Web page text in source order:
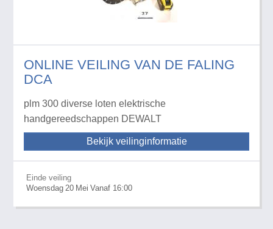
ONLINE VEILING VAN DE FALING
DCA
plm 300 diverse loten elektrische
handgereedschappen DEWALT
Bekijk veilinginformatie
Einde veiling
Woensdag 20 Mei Vanaf 16:00